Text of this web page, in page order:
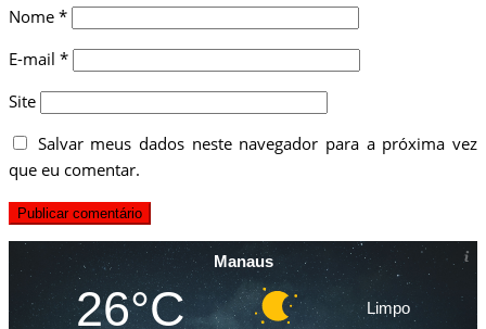
Nome *
E-mail *
Site
Salvar meus dados neste navegador para a próxima vez
que eu comentar.
Manaus
26°C Limpo